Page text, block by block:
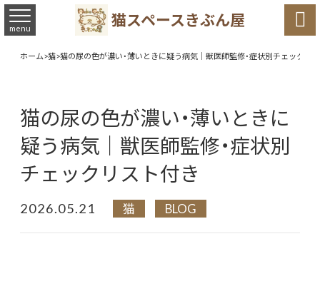
猫スペースきぶん屋
menu 
ホーム>猫>猫の尿の色が濃い・薄いときに疑う病気｜獣医師監修・症状別チェックリ
猫の尿の色が濃い・薄いときに
疑う病気｜獣医師監修・症状別
チェックリスト付き
2026.05.21 猫 BLOG